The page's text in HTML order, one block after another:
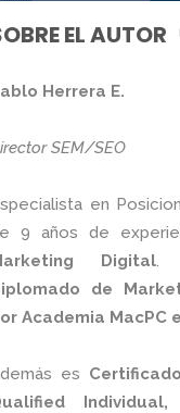
EL AUTOR
Herrera E.
SEM/SEO
en
9 años de
Digital.
de
Academia MacPC
es